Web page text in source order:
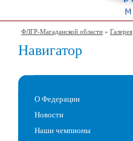
ФЛГР-Магаданской области » Галерея
Навигатор
О Федерации
Новости
Наши чемпионы